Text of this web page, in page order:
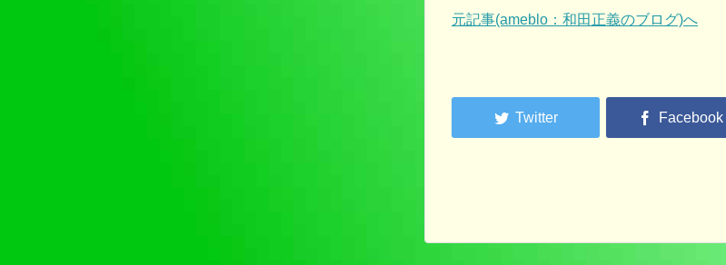
元記事(ameblo：和田正義のブログ)へ